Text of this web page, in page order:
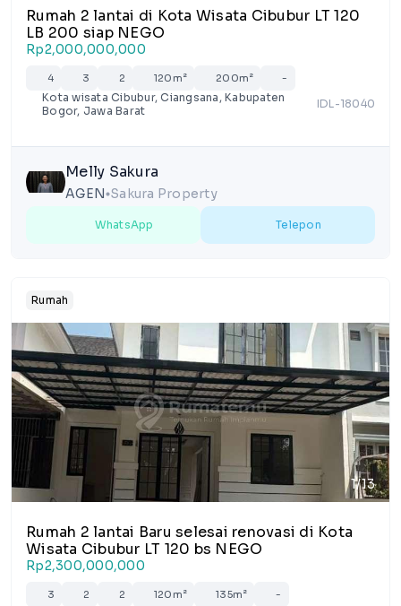
Rumah 2 lantai di Kota Wisata Cibubur LT 120
LB 200 siap NEGO
Rp2,000,000,000
4 3 2 120m² 200m² -
Kota wisata Cibubur, Ciangsana, Kabupaten
Bogor, Jawa Barat
IDL-18040
Melly Sakura
AGEN lens Sakura Property
WhatsApp Telepon
Rumah
1/13
Rumah 2 lantai Baru selesai renovasi di Kota
Wisata Cibubur LT 120 bs NEGO
Rp2,300,000,000
3 2 2 120m² 135m² -